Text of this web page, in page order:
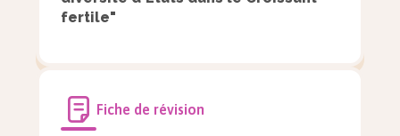
Nil
Euphrate
Pharaon
fertile"
Fiche de révision